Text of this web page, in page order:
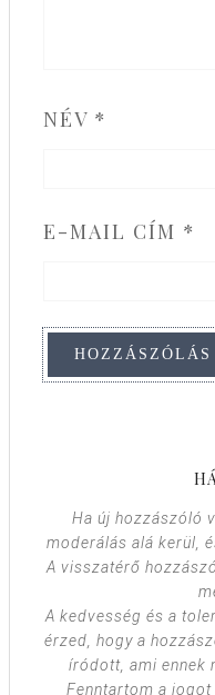
NÉV *
E-MAIL CÍM *
Ha új hozzászóló
moderálás alá kerül,
A visszatérő
A kedvesség és a
érzed, hogy a
íródott, ami ennek
Fenntartom a